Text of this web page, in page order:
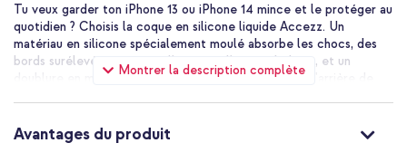
Montrer la description complète
Tu veux garder ton iPhone 13 ou iPhone 14 mince et le protéger au
quotidien ? Choisis la coque en silicone liquide Accezz. Un
matériau en silicone spécialement moulé absorbe les chocs, des
bords surélevés protègent l'écran et l'appareil photo, et un
doublure en microfibre douce prévient les rayures à l'arrière de
et offre une qualité supérieure.
Avantages du produit